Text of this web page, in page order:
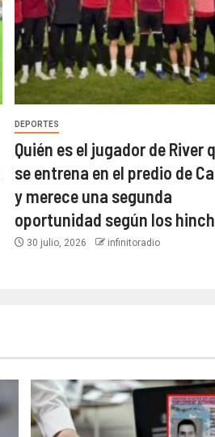
DEPORTES
Quién es el jugador de River
se entrena en el predio de
y merece una segunda
oportunidad según los
30 julio, 2026 infinitoradio